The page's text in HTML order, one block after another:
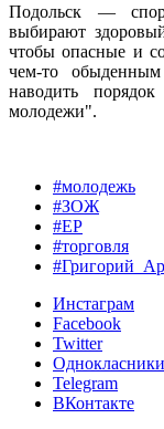
Подольск —
выбирают
чтобы опасные и
чем-то
наводить
молодежи".
#молодежь
#ЗОЖ
#ЕР
#торговля
Инстаграм
Facebook
Twitter
Однокласники
Telegram
ВКонтакте